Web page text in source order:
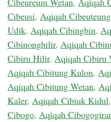
Cibeusi, Aqiqah
Udik, Aqiqah Cibingbin,
Cibinonghilir, Aqiqah
Cibiru Hilir, Aqiqah Cibiru
Aqiqah Cibitung Kulon,
Aqiqah Cibitung Wetan,
Kaler, Aqiqah Cibiuk Kidul,
Cibogo, Aqiqah